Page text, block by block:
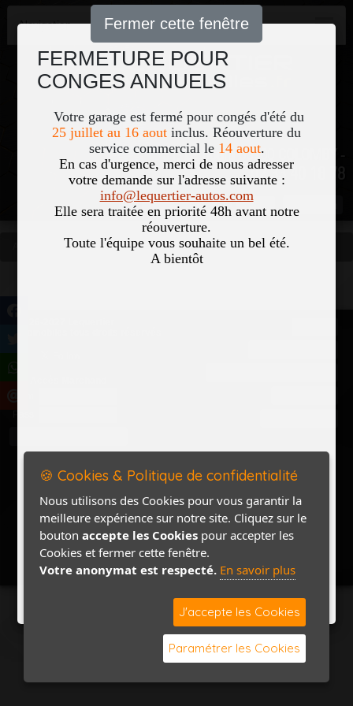
FERMETURE POUR
CONGES ANNUELS
Votre garage est fermé pour congés d'été du
25 juillet au 16 aout inclus. Réouverture du
service commercial le 14 aout.
En cas d'urgence, merci de nous adresser
votre demande sur l'adresse suivante :
info@lequertier-autos.com
Elle sera traitée en priorité 48h avant notre
réouverture.
Toute l'équipe vous souhaite un bel été.
A bientôt
Fermer cette fenêtre
Navigation
51, Le Bourg 50700 COLOMBY -
02 33 40 18 78
Nom Pass
Occasions Vous êtes ici
🍪 Cookies & Politique de confidentialité
Nous utilisons des Cookies pour vous garantir la
meilleure expérience sur notre site. Cliquez sur le
bouton accepte les Cookies pour accepter les
Cookies et fermer cette fenêtre.
Votre anonymat est respecté. En savoir plus
J'accepte les Cookies
Paramétrer les Cookies